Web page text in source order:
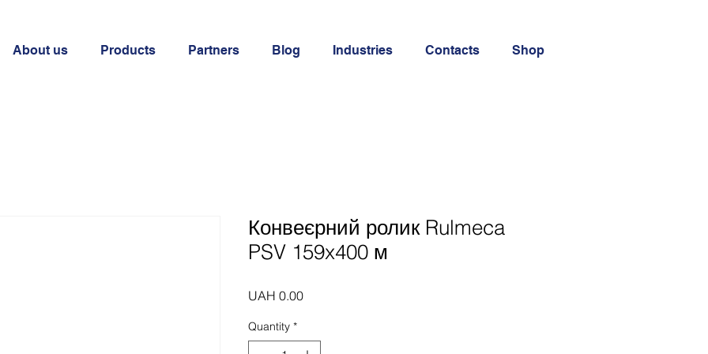
About us Products Partners Blog Industries Contacts Shop
Конвеєрний ролик Rulmeca
PSV 159x400 м
UAH 0.00Price
Quantity *